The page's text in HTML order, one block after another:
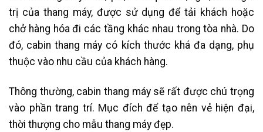
trị của thang máy, được sử dụng để tải khách hoặc
chở hàng hóa đi các tầng khác nhau trong tòa nhà. Do
đó, cabin thang máy có kích thước khá đa dạng, phụ
thuộc vào nhu cầu của khách hàng.
Thông thường, cabin thang máy sẽ rất được chú trọng
vào phần trang trí. Mục đích để tạo nên vẻ hiện đại,
thời thượng cho mẫu thang máy đẹp.